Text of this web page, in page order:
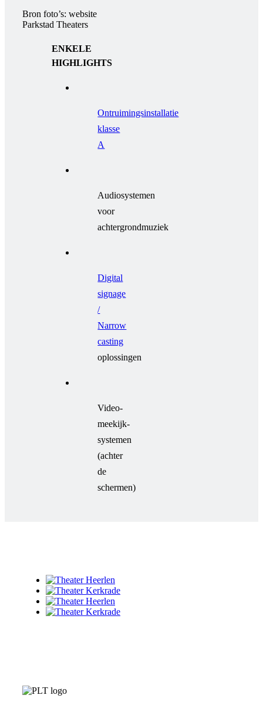
Bron foto’s: website
Parkstad Theaters
ENKELE
HIGHLIGHTS
Ontruimingsinstallatie
klasse
A
Audiosystemen
voor
achtergrondmuziek
Digital
signage
/
Narrow
casting
oplossingen
Video-
meekijk-
systemen
(achter
de
schermen)